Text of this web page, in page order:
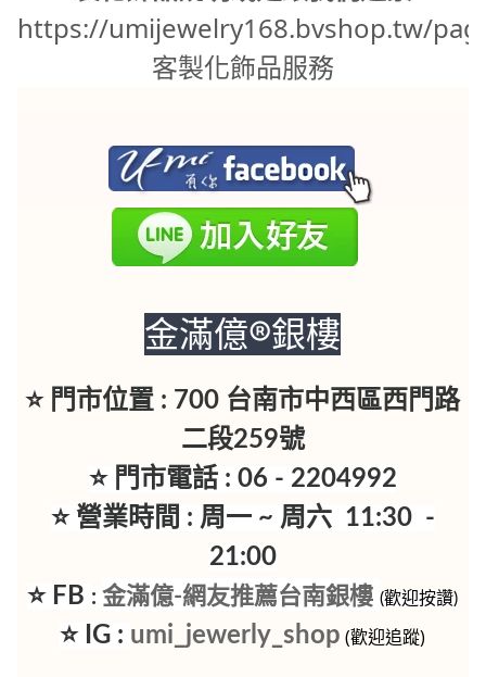
https://umijewelry168.bvshop.tw/
客製化飾品服務
金滿億®銀樓
⭐ 門市位置 : 700 台南市中西區西門路
二段259號
⭐ 門市電話 : 06 - 2204992
⭐ 營業時間 : 周一 ~ 周六 11:30 -
21:00
⭐ FB :金滿億-網友推薦台南銀樓 (歡迎按讚)
⭐ IG : umi_jewerly_shop (歡迎追蹤)